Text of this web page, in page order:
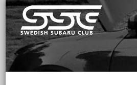
Skip
to
content
Swedish Subaru Club
För oss som älskar Subaru!